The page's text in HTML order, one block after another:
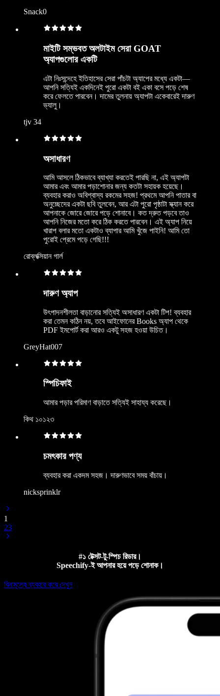
Snack0
মাইটি সম্ভবত অলটাইম সেরা GOAT
অ্যাপগুলোর একটি
এটা নিঃসন্দেহে ইতিহাসের সেরা পাঁচটা অ্যাপের মধ্যে একটা—
আপনি সত্যিই একদিনেই পুরো একটা বই একা বসে পড়ে শেষ
করে ফেলতে পারবেন। দামের তুলনায় অ্যাপটা একেবারেই দারুণ
ভ্যালু।
tjv 34
অসাধারণ
আমি আসলে ঠিকভাবে ব্যাখ্যা করতেই পারছি না, এই অ্যাপটা
আমার এবং আমার পড়াশোনার জন্য কতটা সহায়ক হয়েছে।
ব্যবহার করাও অবিশ্বাস্য রকমের সহজ! প্রথমে আপনি পাতার বা
অনুচ্ছেদের একটা ছবি তুলবেন, আর এটা পুরো পৃষ্ঠাটা স্ক্যান করে
আপনাকে জোরে জোরে পড়ে শোনাবে। কত দ্রুত পড়বে তাও
আপনি নিজের মতো করে ঠিক করতে পারবেন। এই অ্যাপ নিয়ে
খারাপ বলার মতো একটাও ব্যাপার আমি খুঁজে পাইনি! আমি তো
পুরোই প্রেমে পড়ে গেছি!!!
রোব্লক্সিয়ান গার্ল
দারুণ অ্যাপ
উৎপাদনশীলতা বাড়ানোর সত্যিই অসাধারণ একটা টিপ! ব্যবহার
করা তেমন কঠিন নয়, তবে আইফোনের Books অ্যাপ থেকে
PDF ইমপোর্ট করা আরও একটু সহজ হওয়া উচিত।
GreyHat007
স্পিচিফাই
আমার পড়ার পরিমাণ বাড়াতে সত্যিই সাহায্য করেছে।
কিথ ১০১২৩
চমৎকার পণ্য
ব্যবহার করা একদম সহজ। দারুণভাবে সময় বাঁচায়।
nicksprinklr
1
23
#১ টেক্সট-টু-স্পিচ রিডার।
Speechify-ই আপনার হয়ে পড়ে শোনাক।
বিনামূল্যে ব্যবহার করে দেখুন